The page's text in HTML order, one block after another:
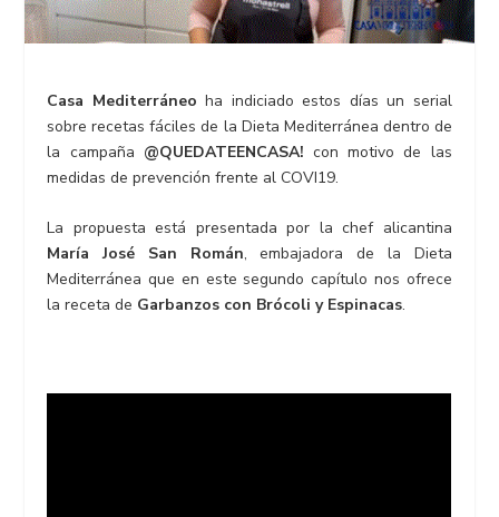
Casa Mediterráneo ha indiciado estos días un serial
sobre recetas fáciles de la Dieta Mediterránea dentro de
la campaña @QUEDATEENCASA!con motivo de las
medidas de prevención frente al COVI19.
La propuesta está presentada por la chef alicantina
María José San Román, embajadora de la Dieta
Mediterránea que en este segundo capítulo nos ofrece
la receta de Garbanzos con Brócoli y Espinacas.